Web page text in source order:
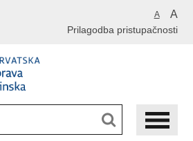
A A
Prilagodba pristupačnosti